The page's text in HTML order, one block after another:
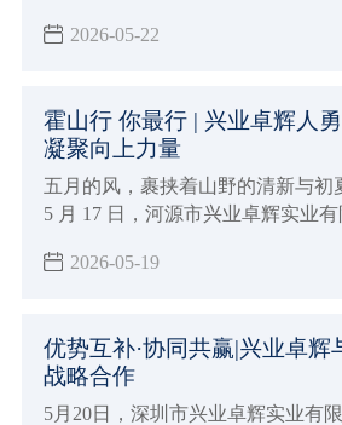
污染或精密器件失效。普通工业清
全链条解决方案，成为高端制造企
线”。
2026-05-22
霍山行 你最行 | 兴业卓辉人
凝聚向上力量
五月的风，裹挟着山野的清新与初
5 月 17 日，河源市兴业卓辉实业
霍山的团建之旅。
2026-05-19
优势互补·协同共赢|兴业卓辉
战略合作
5月20日，深圳市兴业卓辉实业有